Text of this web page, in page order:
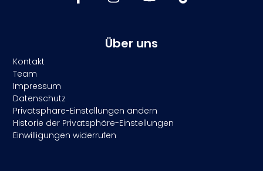
Über uns
Kontakt
Team
Impressum
Datenschutz
Privatsphäre-Einstellungen ändern
Historie der Privatsphäre-Einstellungen
Einwilligungen widerrufen